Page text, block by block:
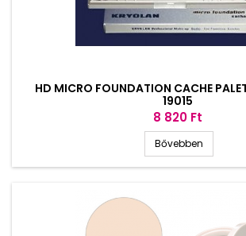
HD MICRO FOUNDATION CACHE
19015
Ár
8 820 Ft
Bővebben